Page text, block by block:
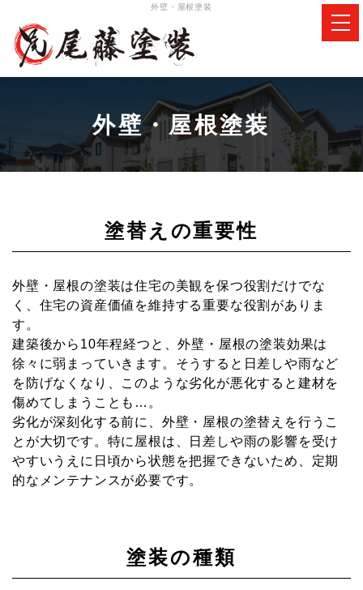
外壁・屋根塗装
各種防水工事
内装解体工事
外壁・屋根塗装
防水工事
アスベスト対策工事
外壁・屋根塗装
塗替えの重要性
外壁・屋根の塗装は住宅の美観を保つ役割だけでな
く、住宅の資産価値を維持する重要な役割がありま
す。
建築後から10年程経つと、外壁・屋根の塗装効果は
徐々に弱まっていきます。そうすると日差しや雨など
を防げなくなり、このような劣化が悪化すると建材を
傷めてしまうことも…。
劣化が深刻化する前に、外壁・屋根の塗替えを行うこ
とが大切です。特に屋根は、日差しや雨の影響を受け
やすいうえに日頃から状態を把握できないため、定期
的なメンテナンスが必要です。
塗装の種類